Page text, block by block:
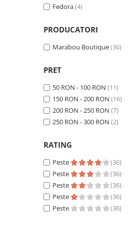
Fedora(4)
PRODUCATORI
Marabou Boutique(36)
PRET
50 RON - 100 RON (11)
150 RON - 200 RON (16)
200 RON - 250 RON (7)
250 RON - 300 RON (2)
RATING
Peste
(36)
Peste
(36)
Peste
(36)
Peste
(36)
Peste
(36)